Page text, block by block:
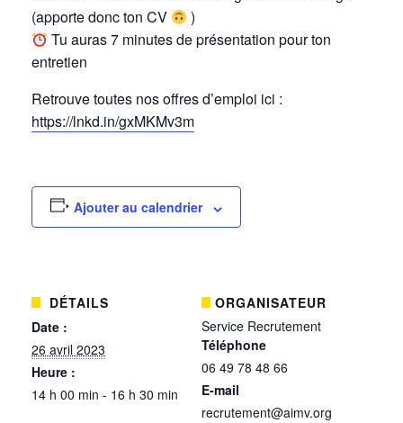
(apporte donc ton CV
)
Tu auras 7 minutes de présentation pour ton
entretien
Retrouve toutes nos offres d’emploi ici :
https://lnkd.in/gxMKMv3m
Ajouter au calendrier
DÉTAILS
Date :
26 avril 2023
Heure :
14 h 00 min - 16 h 30 min
ORGANISATEUR
Service Recrutement
Téléphone
06 49 78 48 66
E-mail
recrutement@aimv.org